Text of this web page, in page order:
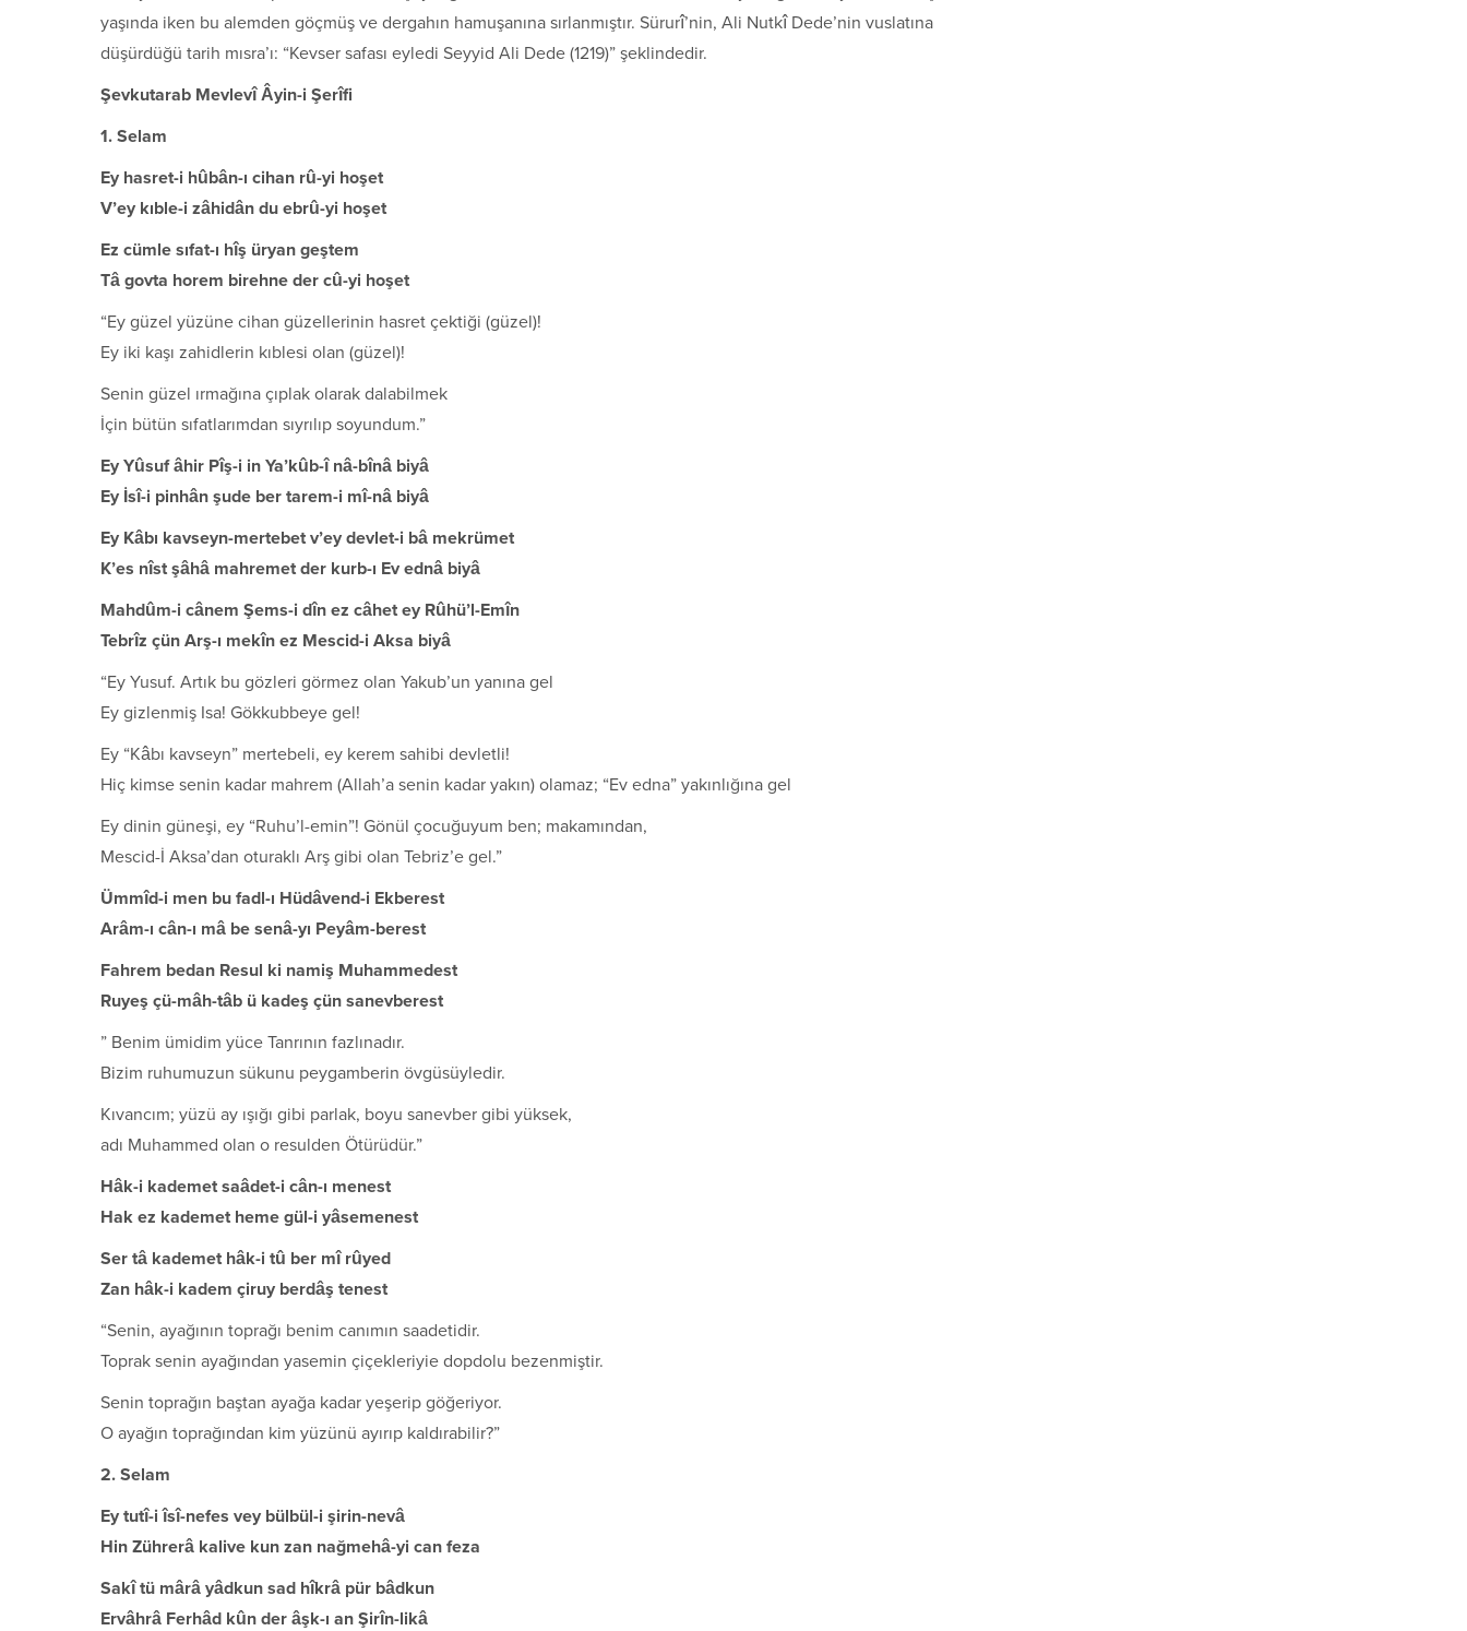
yaşında iken bu alemden göçmüş ve dergahın hamuşanına sırlanmıştır. Sürurî’nin, Ali Nutkî Dede’nin vuslatına
düşürdüğü tarih mısra’ı: “Kevser safası eyledi Seyyid Ali Dede (1219)” şeklindedir.
Şevkutarab Mevlevî Âyin-i Şerîfi
1. Selam
Ey hasret-i hûbân-ı cihan rû-yi hoşet
V’ey kıble-i zâhidân du ebrû-yi hoşet
Ez cümle sıfat-ı hîş üryan geştem
Tâ govta horem birehne der cû-yi hoşet
“Ey güzel yüzüne cihan güzellerinin hasret çektiği (güzel)!
Ey iki kaşı zahidlerin kıblesi olan (güzel)!
Senin güzel ırmağına çıplak olarak dalabilmek
İçin bütün sıfatlarımdan sıyrılıp soyundum.”
Ey Yûsuf âhir Pîş-i in Ya’kûb-î nâ-bînâ biyâ
Ey İsî-i pinhân şude ber tarem-i mî-nâ biyâ
Ey Kâbı kavseyn-mertebet v’ey devlet-i bâ mekrümet
K’es nîst şâhâ mahremet der kurb-ı Ev ednâ biyâ
Mahdûm-i cânem Şems-i dîn ez câhet ey Rûhü’l-Emîn
Tebrîz çün Arş-ı mekîn ez Mescid-i Aksa biyâ
“Ey Yusuf. Artık bu gözleri görmez olan Yakub’un yanına gel
Ey gizlenmiş Isa! Gökkubbeye gel!
Ey “Kâbı kavseyn” mertebeli, ey kerem sahibi devletli!
Hiç kimse senin kadar mahrem (Allah’a senin kadar yakın) olamaz; “Ev edna” yakınlığına gel
Ey dinin güneşi, ey “Ruhu’l-emin”! Gönül çocuğuyum ben; makamından,
Mescid-İ Aksa’dan oturaklı Arş gibi olan Tebriz’e gel.”
Ümmîd-i men bu fadl-ı Hüdâvend-i Ekberest
Arâm-ı cân-ı mâ be senâ-yı Peyâm-berest
Fahrem bedan Resul ki namiş Muhammedest
Ruyeş çü-mâh-tâb ü kadeş çün sanevberest
” Benim ümidim yüce Tanrının fazlınadır.
Bizim ruhumuzun sükunu peygamberin övgüsüyledir.
Kıvancım; yüzü ay ışığı gibi parlak, boyu sanevber gibi yüksek,
adı Muhammed olan o resulden Ötürüdür.”
Hâk-i kademet saâdet-i cân-ı menest
Hak ez kademet heme gül-i yâsemenest
Ser tâ kademet hâk-i tû ber mî rûyed
Zan hâk-i kadem çiruy berdâş tenest
“Senin, ayağının toprağı benim canımın saadetidir.
Toprak senin ayağından yasemin çiçekleriyie dopdolu bezenmiştir.
Senin toprağın baştan ayağa kadar yeşerip göğeriyor.
O ayağın toprağından kim yüzünü ayırıp kaldırabilir?”
2. Selam
Ey tutî-i îsî-nefes vey bülbül-i şirin-nevâ
Hin Zührerâ kalive kun zan nağmehâ-yi can feza
Sakî tü mârâ yâdkun sad hîkrâ pür bâdkun
Ervâhrâ Ferhâd kûn der âşk-ı an Şirîn-likâ